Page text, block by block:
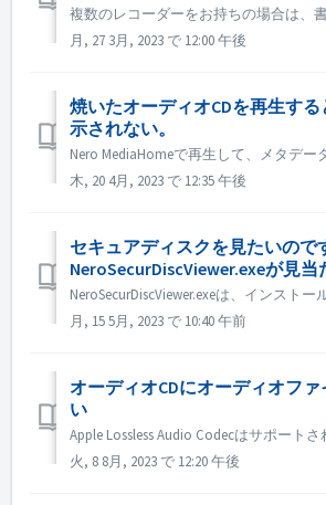
月, 27 3月, 2023 で 12:00 午後
焼いたオーディオCDを再生す
示されない。
木, 20 4月, 2023 で 12:35 午後
セキュアディスクを見たいので
NeroSecurDiscViewer.exeが見当
月, 15 5月, 2023 で 10:40 午前
オーディオCDにオーディオフ
い
火, 8 8月, 2023 で 12:20 午後